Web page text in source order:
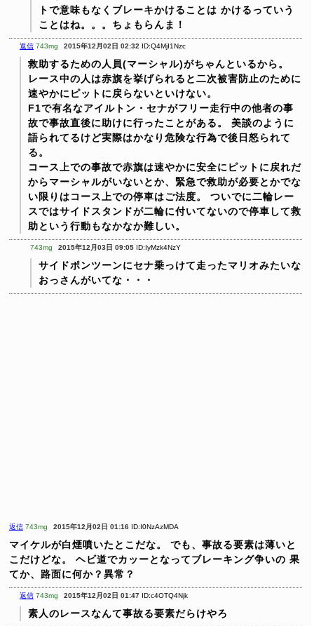
トで意味もなくブレーキかけることは かけるっていう
ことはね。。。ちょもらんま！
返信 743mg 2015年12月02日 02:32 ID:Q4MjI1Nzc
救助するための人員(マーシャル)がちゃんといるから。
レース中の人は赤旗を挙げられると二次被害防止のために
速やかにピットに戻らないといけない。
F1で有名なアイルトン・セナがフリー走行中の他者の事
故で事故直後に助けに行ったことがある。
美談のように
語られてるけど実際はかなり危険な行為で後日怒られて
る。
コース上での事故で赤旗は速やかに安全にピットに戻れだ
からマーシャルがいないとか、緊急で救助が必要とかでな
い限りはコース上での停車はご法度。
ついでに二輪レー
スではサイドスタンドが二輪に付いてないので停車して救
助という行動もなかなか難しい。
743mg 2015年12月03日 09:05 ID:IyMzk4NzY
サイドポンツーンにセナ乗っけて走ったマリオみたいな
おっさんがいてな・・・
返信 743mg 2015年12月02日 01:16 ID:I0NzAzMDA
マイケルが白煙噴いたとこだな。
でも、事故る要素は薄いと
こだけどな。
ヘビ道でカッーとなってブレーキング争いの 果
てか、路面に何か？異常？
返信 743mg 2015年12月02日 01:47 ID:c4OTQ4Njk
素人のレースなんて事故る要素だらけやろ